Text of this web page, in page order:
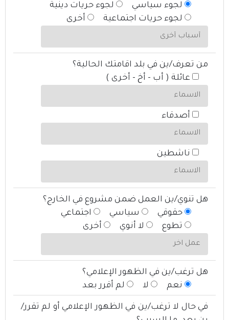
لجوء سياسي
لجوء حريات دينية
لجوء حريات اجتماعية
أخرى
من تعرف/ين في بلد اقامتك الحالية؟
عائلة ( أب - أخ - أخرى )
أصدقاء
ناشطين
هل تنوي/ين العمل ضمن مشروع في الخارج؟
حقوقي
سياسي
اجتماعي
تطوع
لا أنوي أخرى
هل ترغب/ين في الظهور الإعلامي؟
نعم
لا لم أقرر بعد
في حال لا ترغب/ين في الظهور الإعلامي أو لم تقرر/